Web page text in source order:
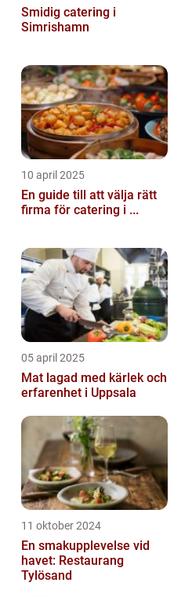
Smidig catering i
Simrishamn
10 april 2025
En guide till att välja rätt
firma för catering i ...
05 april 2025
Mat lagad med kärlek och
erfarenhet i Uppsala
11 oktober 2024
En smakupplevelse vid
havet: Restaurang
Tylösand